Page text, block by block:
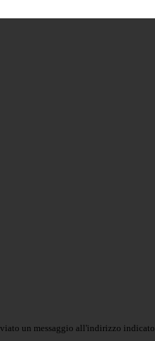
un messaggio all'indirizzo